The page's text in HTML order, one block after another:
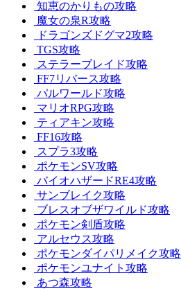
知恵のかりもの攻略
魔女の泉R攻略
ドラゴンズドグマ2攻略
TGS攻略
ステラーブレイド攻略
FF7リバース攻略
パルワールド攻略
マリオRPG攻略
ティアキン攻略
FF16攻略
スプラ3攻略
ポケモンSV攻略
バイオハザードRE4攻略
サンブレイク攻略
ブレスオブザワイルド攻略
ポケモン剣盾攻略
アルセウス攻略
ポケモンダイパリメイク攻略
ポケモンユナイト攻略
あつ森攻略